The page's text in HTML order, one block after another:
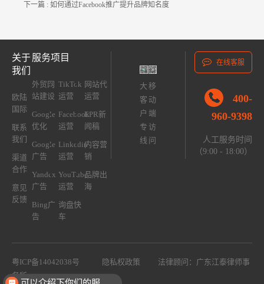
下一篇 : 如何通过Facebook推广提升品牌知名度
关于
我们
欧陆
国际
联系
我们
渠道
合作
意见
反馈
服务项目
外贸网
站建设
TikTok
运营
网站代
运营
Google
优化
Facebook
运营
EPR新
闻稿
Google
广告
Linkedin
运营
内容营
销
Yandex
广告
YouTube
运营
品牌出
海
Bing广
告
询盘快
车
大
客
户
专
线
移
动
端
访
问
在线客服
400-
960-9398
人工服务时间
（9:00 - 18:00）
粤ICP备14042038号 隐私权政策 法律顾问：广东江泰律师事
务所